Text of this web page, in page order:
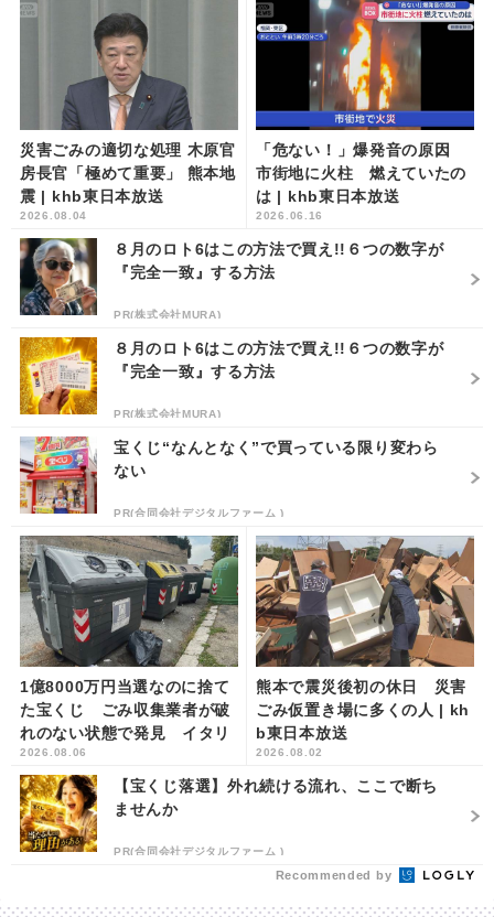
災害ごみの適切な処理 木原官
房長官「極めて重要」 熊本地
震 | khb東日本放送
2026.08.04
「危ない！」爆発音の原因
市街地に火柱 燃えていたの
は | khb東日本放送
2026.06.16
８月のロト6はこの方法で買え!!６つの数字が
『完全一致』する方法
PR(株式会社MURA)
８月のロト6はこの方法で買え!!６つの数字が
『完全一致』する方法
PR(株式会社MURA)
宝くじ“なんとなく”で買っている限り変わら
ない
PR(合同会社デジタルファーム )
1億8000万円当選なのに捨て
た宝くじ ごみ収集業者が破
れのない状態で発見 イタリ
ア | khb東日本放送
2026.08.06
熊本で震災後初の休日 災害
ごみ仮置き場に多くの人 | kh
b東日本放送
2026.08.02
【宝くじ落選】外れ続ける流れ、ここで断ち
ませんか
PR(合同会社デジタルファーム )
Recommended by